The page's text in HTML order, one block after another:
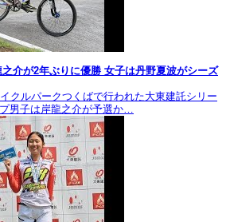
介が2年ぶりに優勝 女子は丹野夏波がシーズ
クルパークつくばで行われた大東建託シリー
男子は岸龍之介が予選か…